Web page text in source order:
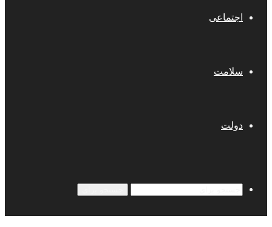
اجتماعی
سلامت
دولت